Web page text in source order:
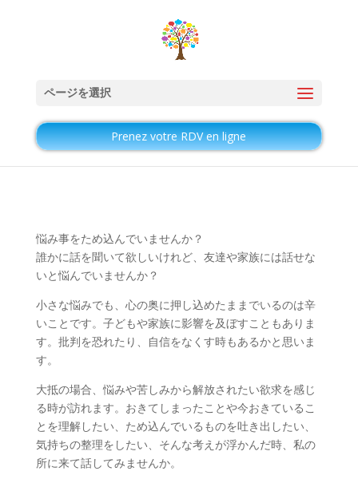
ページを選択
Prenez votre RDV en ligne
悩み事をため込んでいませんか？
誰かに話を聞いて欲しいけれど、友達や家族には話せな
いと悩んでいませんか？
小さな悩みでも、心の奥に押し込めたままでいるのは辛
いことです。子どもや家族に影響を及ぼすこともありま
す。批判を恐れたり、自信をなくす時もあるかと思いま
す。
大抵の場合、悩みや苦しみから解放されたい欲求を感じ
る時が訪れます。おきてしまったことや今おきているこ
とを理解したい、ため込んでいるものを吐き出したい、
気持ちの整理をしたい、そんな考えが浮かんだ時、私の
所に来て話してみませんか。